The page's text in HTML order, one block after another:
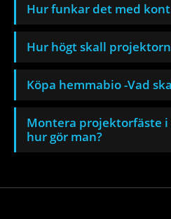
Hur funkar det med
Hur högt skall
Köpa hemmabio -Vad
Montera projektorfäste
hur gör man?